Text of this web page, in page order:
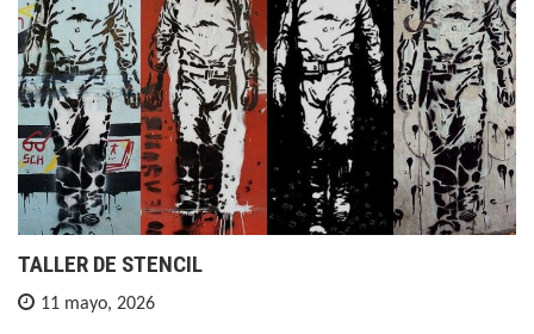
TALLER DE STENCIL
11 mayo, 2026